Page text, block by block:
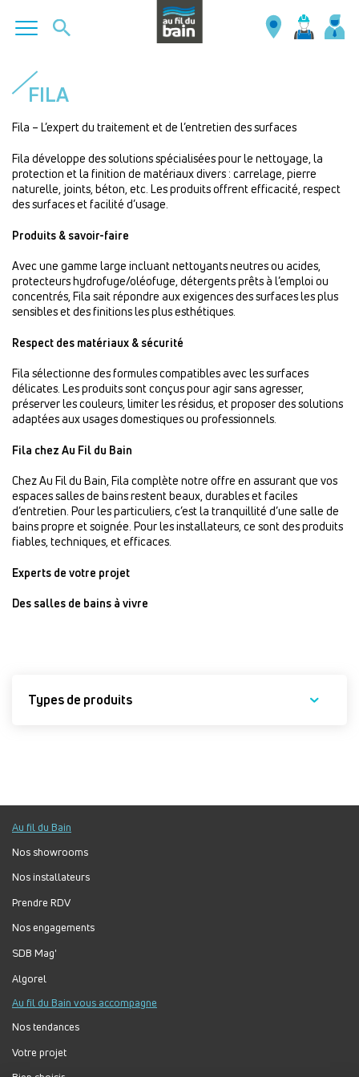
contenu
principal
FILA
Fila – L’expert du traitement et de l’entretien des surfaces
Fila développe des solutions spécialisées pour le nettoyage, la
protection et la finition de matériaux divers : carrelage, pierre
naturelle, joints, béton, etc. Les produits offrent efficacité, respect
des surfaces et facilité d’usage.
Produits & savoir-faire
Avec une gamme large incluant nettoyants neutres ou acides,
protecteurs hydrofuge/oléofuge, détergents prêts à l’emploi ou
concentrés, Fila sait répondre aux exigences des surfaces les plus
sensibles et des finitions les plus esthétiques.
Respect des matériaux & sécurité
Fila sélectionne des formules compatibles avec les surfaces
délicates. Les produits sont conçus pour agir sans agresser,
préserver les couleurs, limiter les résidus, et proposer des solutions
adaptées aux usages domestiques ou professionnels.
Fila chez Au Fil du Bain
Chez Au Fil du Bain, Fila complète notre offre en assurant que vos
espaces salles de bains restent beaux, durables et faciles
d’entretien. Pour les particuliers, c’est la tranquillité d’une salle de
bains propre et soignée. Pour les installateurs, ce sont des produits
fiables, techniques, et efficaces.
Experts de votre projet
Des salles de bains à vivre
Types de produits
Au fil du Bain
Nos showrooms
Nos installateurs
Prendre RDV
Nos engagements
SDB Mag'
Algorel
Au fil du Bain vous accompagne
Nos tendances
Votre projet